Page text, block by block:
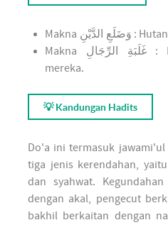
Makna وَضَلَعِ الدَّيْنِ :
Makna
غَلَبَةِ الرِّجَالِ :
mereka.
💡 Kandungan Hadits
Do'a ini termasuk
tiga jenis kerendahan,
dan syahwat.
dengan akal, pengecut
bakhil berkaitan dengan